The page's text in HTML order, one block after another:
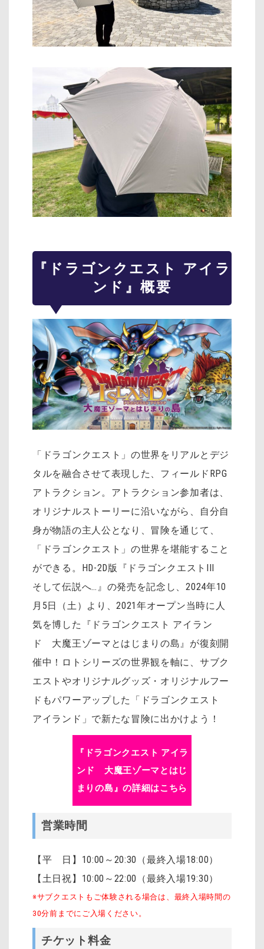
『ドラゴンクエスト アイラ
ンド』概要
「ドラゴンクエスト」の世界をリアルとデジ
タルを融合させて表現した、フィールドRPG
アトラクション。アトラクション参加者は、
オリジナルストーリーに沿いながら、自分自
身が物語の主人公となり、冒険を通じて、
「ドラゴンクエスト」の世界を堪能すること
ができる。HD-2D版『ドラゴンクエストIII
そして伝説へ…』の発売を記念し、2024年10
月5日（土）より、2021年オープン当時に人
気を博した『ドラゴンクエスト アイラン
ド 大魔王ゾーマとはじまりの島』が復刻開
催中！ロトシリーズの世界観を軸に、サブク
エストやオリジナルグッズ・オリジナルフー
ドもパワーアップした「ドラゴンクエスト
アイランド」で新たな冒険に出かけよう！
『ドラゴンクエスト アイラ
ンド 大魔王ゾーマとはじ
まりの島』の詳細はこちら
営業時間
【平 日】10:00～20:30（最終入場18:00）
【土日祝】10:00～22:00（最終入場19:30）
※サブクエストもご体験される場合は、最終入場時間の
30分前までにご入場ください。
チケット料金